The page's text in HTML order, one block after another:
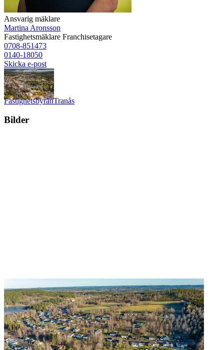
Ansvarig mäklare
Martina Aronsson
Fastighetsmäklare Franchisetagare
0708-851473
0140-18050
Skicka e-post
FastighetsbyrånTranås
Bilder